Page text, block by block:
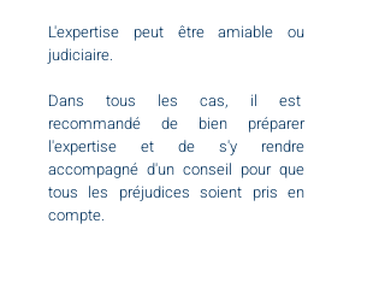
L'expertise peut être amiable ou
judiciaire.
Dans tous les cas, il est
recommandé de bien préparer
l'expertise et de s'y rendre
accompagné d'un conseil pour que
tous les préjudices soient pris en
compte.